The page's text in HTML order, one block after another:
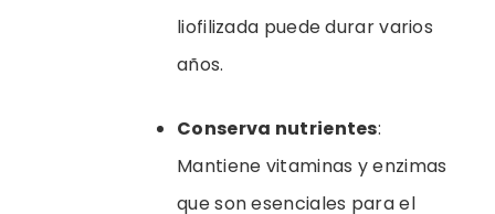
liofilizada puede durar varios
años.
Conserva nutrientes:
Mantiene vitaminas y enzimas
que son esenciales para el